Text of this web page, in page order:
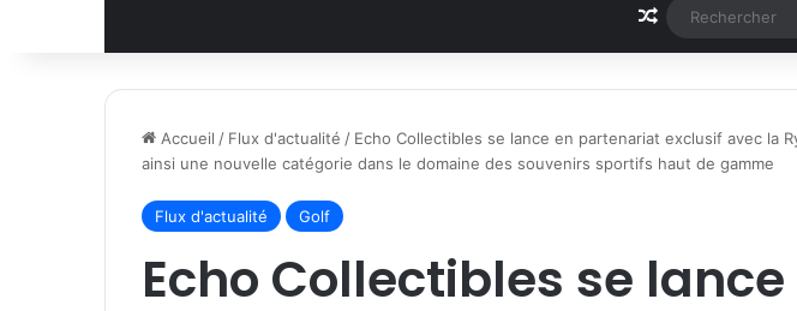
Article Aléatoire
Accueil / Flux d'actualité / Echo Collectibles se lance en partenariat exclusif avec la
ainsi une nouvelle catégorie dans le domaine des souvenirs sportifs haut de gamme
Flux d'actualité Golf
Echo Collectibles se lance